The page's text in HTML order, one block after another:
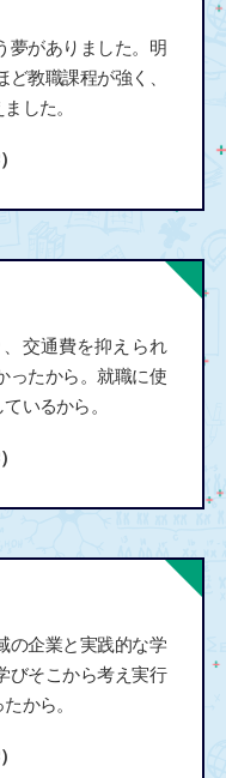
夢がありました。明
教職課程が強く、
した。
交通費を抑えられ
ったから。就職に使
いるから。
の企業と実践的な学
びそこから考え実行
から。